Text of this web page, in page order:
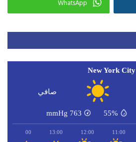
WhatsApp
New York City
صافي
55%
763
mmHg
11:00
12:00
13:00
14:00